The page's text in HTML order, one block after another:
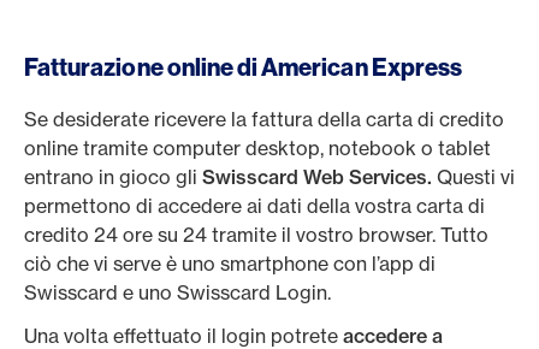
Fatturazione online di American Express
Se desiderate ricevere la fattura della carta di credito
online tramite computer desktop, notebook o tablet
entrano in gioco gli Swisscard Web Services. Questi vi
permettono di accedere ai dati della vostra carta di
credito 24 ore su 24 tramite il vostro browser. Tutto
ciò che vi serve è uno smartphone con l’app di
Swisscard e uno Swisscard Login.
Una volta effettuato il login potrete accedere a